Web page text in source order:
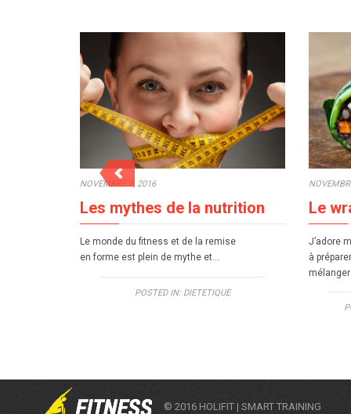
NOVEMBRE 7, 2016
Les mythes de la nutrition
Le monde du fitness et de la remise
en forme est plein de mythe et…
POSTED IN: DIETETIQUE
Le
J’adore
à
© 2016 HOLIFIT | SMART TRAINING